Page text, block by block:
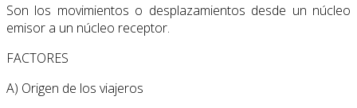
Son los movimientos o desplazamientos desde un núcleo
emisor a un núcleo receptor.
FACTORES
A) Origen de los viajeros